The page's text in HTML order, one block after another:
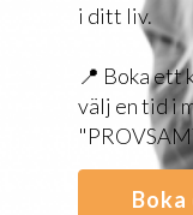
i ditt liv.
📍 Boka ett
välj en tid i